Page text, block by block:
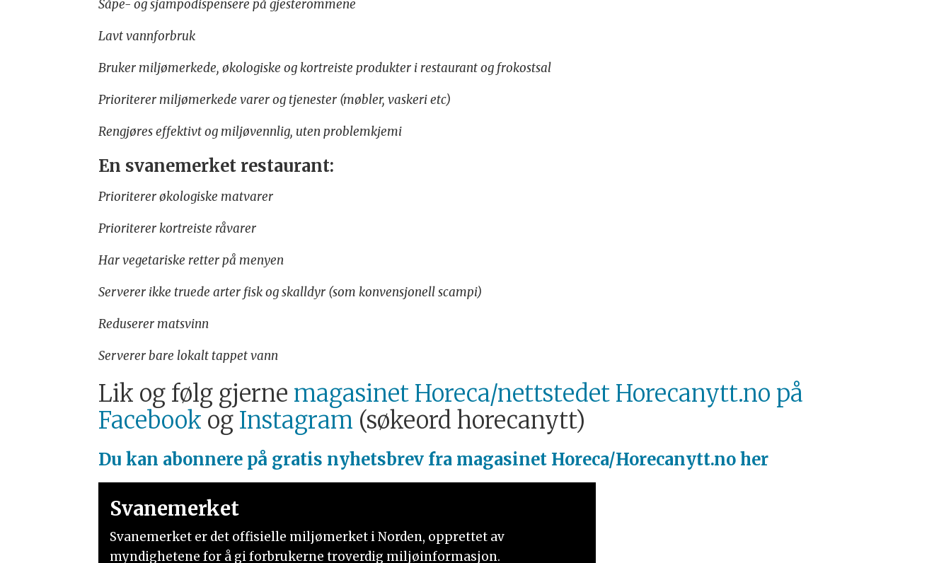
Såpe- og sjampodispensere på gjesterommene
Lavt vannforbruk
Bruker miljømerkede, økologiske og kortreiste produkter i restaurant og frokostsal
Prioriterer miljømerkede varer og tjenester (møbler, vaskeri etc)
Rengjøres effektivt og miljøvennlig, uten problemkjemi
En svanemerket restaurant:
Prioriterer økologiske matvarer
Prioriterer kortreiste råvarer
Har vegetariske retter på menyen
Serverer ikke truede arter fisk og skalldyr (som konvensjonell scampi)
Reduserer matsvinn
Serverer bare lokalt tappet vann
Lik og følg gjerne magasinet Horeca/nettstedet Horecanytt.no på
Facebook og Instagram (søkeord horecanytt)
Du kan abonnere på gratis nyhetsbrev fra magasinet Horeca/Horecanytt.no her
Svanemerket
Svanemerket er det offisielle miljømerket i Norden, opprettet av
myndighetene for å gi forbrukerne troverdig miljøinformasjon.